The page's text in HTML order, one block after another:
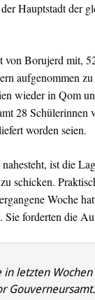
Hauptstadt der
Borujerd mit,
aufgenommen
wieder in Qom
28 Schülerinnen
worden seien.
ist die
schicken.
Woche
Sie forderten die
letzten